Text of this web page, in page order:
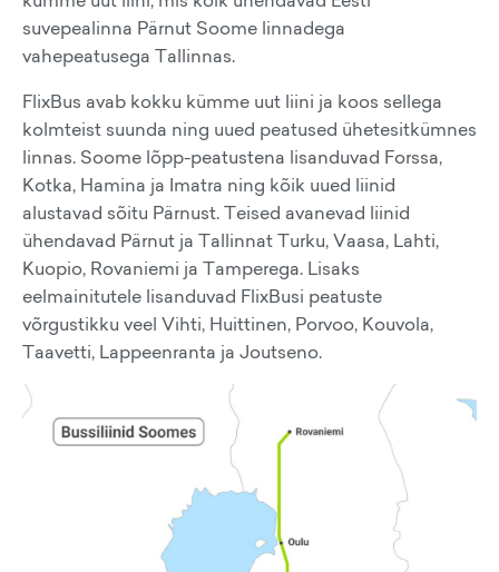
suvepealinna Pärnut Soome linnadega
vahepeatusega Tallinnas.
FlixBus avab kokku kümme uut liini ja koos sellega
kolmteist suunda ning uued peatused ühetesitkümnes
linnas. Soome lõpp-peatustena lisanduvad Forssa,
Kotka, Hamina ja Imatra ning kõik uued liinid
alustavad sõitu Pärnust. Teised avanevad liinid
ühendavad Pärnut ja Tallinnat Turku, Vaasa, Lahti,
Kuopio, Rovaniemi ja Tamperega. Lisaks
eelmainitutele lisanduvad FlixBusi peatuste
võrgustikku veel Vihti, Huittinen, Porvoo, Kouvola,
Taavetti, Lappeenranta ja Joutseno.